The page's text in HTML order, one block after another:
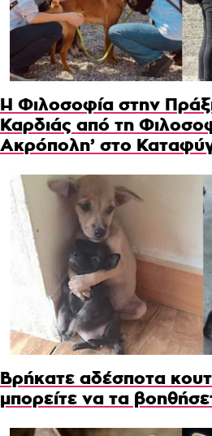
Η Φιλοσοφία στην
Καρδιάς από τη
Ακρόπολη’ στο
Βρήκατε αδέσποτα
μπορείτε να τα